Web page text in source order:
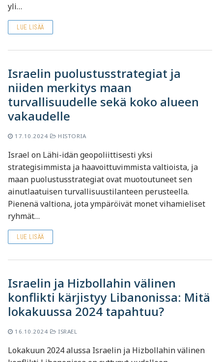
yli…
LUE LISÄÄ
Israelin puolustusstrategiat ja
niiden merkitys maan
turvallisuudelle sekä koko alueen
vakaudelle
17.10.2024 HISTORIA
Israel on Lähi-idän geopoliittisesti yksi
strategisimmista ja haavoittuvimmista valtioista, ja
maan puolustusstrategiat ovat muotoutuneet sen
ainutlaatuisen turvallisuustilanteen perusteella.
Pienenä valtiona, jota ympäröivät monet vihamieliset
ryhmät…
LUE LISÄÄ
Israelin ja Hizbollahin välinen
konflikti kärjistyy Libanonissa: Mitä
lokakuussa 2024 tapahtuu?
16.10.2024 ISRAEL
Lokakuun 2024 alussa Israelin ja Hizbollahin välinen